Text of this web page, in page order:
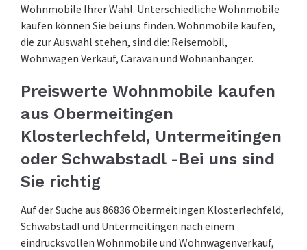
Wohnmobile Ihrer Wahl. Unterschiedliche Wohnmobile
kaufen können Sie bei uns finden. Wohnmobile kaufen,
die zur Auswahl stehen, sind die: Reisemobil,
Wohnwagen Verkauf, Caravan und Wohnanhänger.
Preiswerte Wohnmobile kaufen
aus Obermeitingen
Klosterlechfeld, Untermeitingen
oder Schwabstadl -Bei uns sind
Sie richtig
Auf der Suche aus 86836 Obermeitingen Klosterlechfeld,
Schwabstadl und Untermeitingen nach einem
eindrucksvollen Wohnmobile und Wohnwagenverkauf,